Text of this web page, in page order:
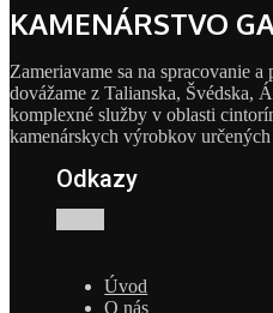
KAMENÁRSTVO
Zameriavame sa na spracovanie
dovážame z Talianska, Švédska,
komplexné služby v oblasti
kamenárskych výrobkov
Odkazy
Úvod
O nás